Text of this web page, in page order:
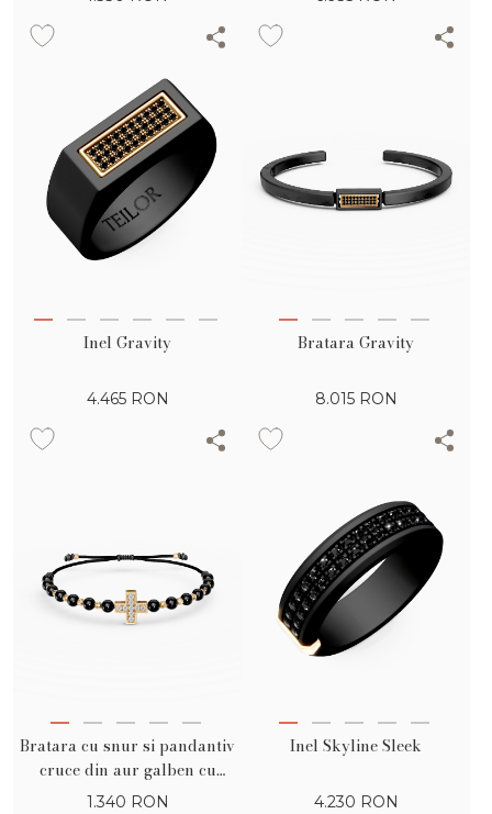
Inel Gravity
4.465 RON
Bratara Gravity
8.015 RON
Bratara cu snur si pandantiv
cruce din aur galben cu
zirconii
1.340 RON
Inel Skyline Sleek
4.230 RON